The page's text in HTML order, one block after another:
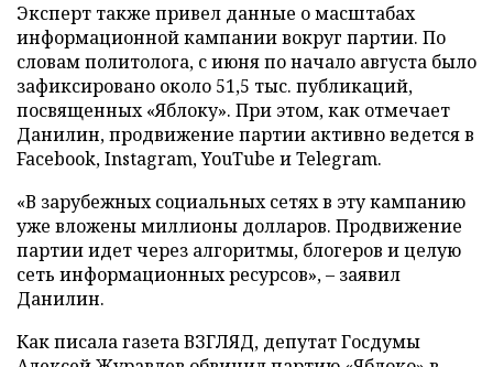
Эксперт также привел данные о масштабах
информационной кампании вокруг партии. По
словам политолога, с июня по начало августа было
зафиксировано около 51,5 тыс. публикаций,
посвященных «Яблоку». При этом, как отмечает
Данилин, продвижение партии активно ведется в
Facebook, Instagram, YouTube и Telegram.
«В зарубежных социальных сетях в эту кампанию
уже вложены миллионы долларов. Продвижение
партии идет через алгоритмы, блогеров и целую
сеть информационных ресурсов», – заявил
Данилин.
Как писала газета ВЗГЛЯД, депутат Госдумы